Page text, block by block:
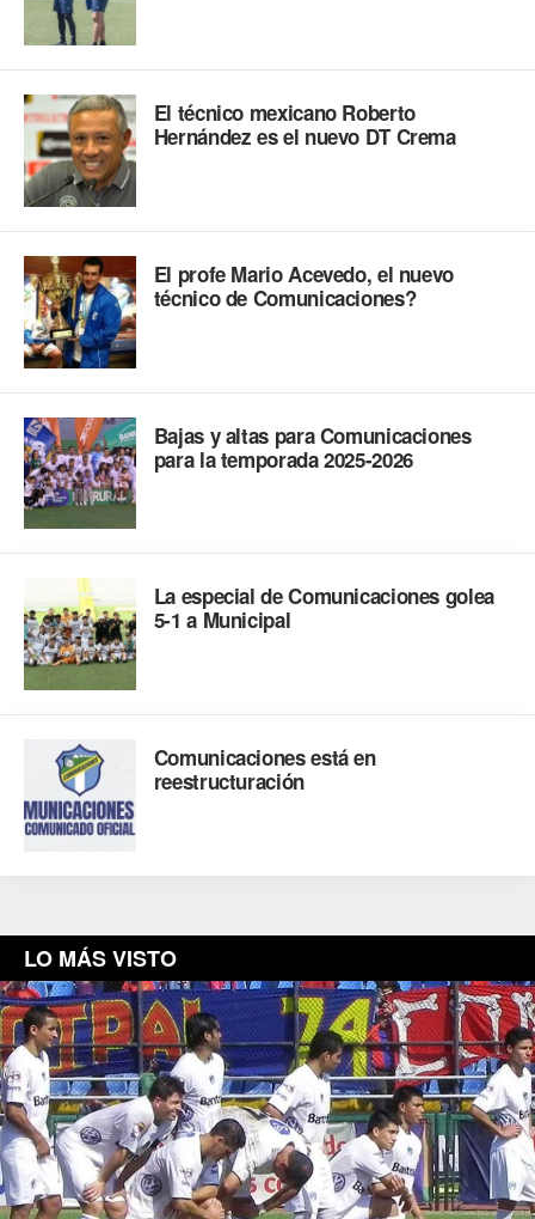
El técnico mexicano Roberto
Hernández es el nuevo DT Crema
El profe Mario Acevedo, el nuevo
técnico de Comunicaciones?
Bajas y altas para Comunicaciones
para la temporada 2025-2026
La especial de Comunicaciones golea
5-1 a Municipal
Comunicaciones está en
reestructuración
LO MÁS VISTO